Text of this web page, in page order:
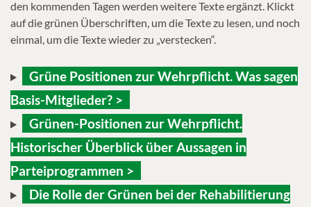
den kommenden Tagen werden weitere Texte ergänzt. Klickt
auf die grünen Überschriften, um die Texte zu lesen, und noch
einmal, um die Texte wieder zu „verstecken“.
Grüne Positionen zur Wehrpflicht. Was sagen
Basis-Mitglieder? >
Grünen-Positionen zur Wehrpflicht.
Historischer Überblick über Aussagen in
Parteiprogrammen >
Die Rolle der Grünen bei der Rehabilitierung